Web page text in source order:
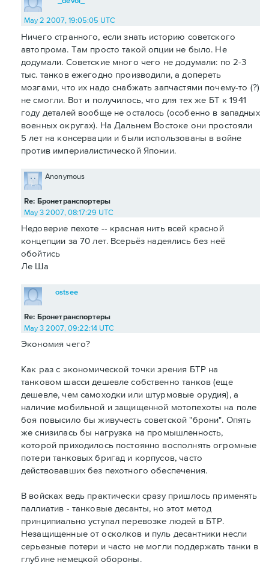
May 2 2007, 19:05:05 UTC
Ничего странного, если знать историю советского
автопрома. Там просто такой опции не было. Не
додумали. Советские много чего не додумали: по 2-3
тыс. танков ежегодно производили, а допереть
мозгами, что их надо снабжать запчастями почему-то (?)
не смогли. Вот и получилось, что для тех же БТ к 1941
году деталей вообще не осталось (особенно в западных
военных округах). На Дальнем Востоке они простояли
5 лет на консервации и были использованы в войне
против империалистической Японии.
Re: Бронетранспортеры
Anonymous
May 3 2007, 08:17:29 UTC
Недоверие пехоте -- красная нить всей красной
концепции за 70 лет. Всерьёз надеялись без неё
обойтись
Ле Ша
Re: Бронетранспортеры
ostsee
May 3 2007, 09:22:14 UTC
Экономия чего?
Как раз с экономической точки зрения БТР на
танковом шасси дешевле собственно танков (еще
дешевле, чем самоходки или штурмовые орудия), а
наличие мобильной и защищенной мотопехоты на поле
боя повысило бы живучесть советской "брони". Опять
же снизилась бы нагрузка на промышленность,
которой приходилось постоянно восполнять огромные
потери танковых бригад и корпусов, часто
действовавших без пехотного обеспечения.
В войсках ведь практически сразу пришлось применять
паллиатив - танковые десанты, но этот метод
принципиально уступал перевозке людей в БТР.
Незащищенные от осколков и пуль десантники несли
серьезные потери и часто не могли поддержать танки в
глубине немецкой обороны.